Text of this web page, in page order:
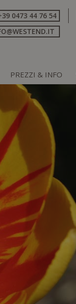
0473 44 76 54
PREZZI & INFO